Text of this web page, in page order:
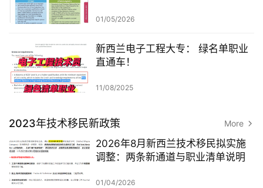
01/05/2026
新西兰电子工程大专： 绿名单职业
直通车！
11/08/2025
2023年技术移民新政策 More
2026年8月新西兰技术移民拟实施
调整：两条新通道与职业清单说明
01/04/2026